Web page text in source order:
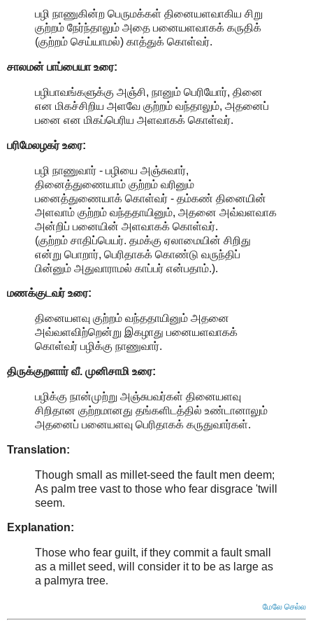
பழி நாணுகின்ற பெருமக்கள் தினையளவாகிய சிறு
குற்றம் நேர்ந்தாலும் அதை பனையளவாகக் கருதிக்
(குற்றம் செய்யாமல்) காத்துக் கொள்வர்.
சாலமன் பாப்பையா உரை:
பழிபாவங்களுக்கு அஞ்சி, நானும் பெரியோர், தினை
என மிகச்சிறிய அளவே குற்றம் வந்தாலும், அதனைப்
பனை என மிகப்பெரிய அளவாகக் கொள்வர்.
பரிமேலழகர் உரை:
பழி நாணுவார் - பழியை அஞ்சுவார்,
தினைத்துணையாம் குற்றம் வரினும்
பனைத்துணையாக் கொள்வர் - தம்கண் தினையின்
அளவாம் குற்றம் வந்ததாயினும், அதனை அவ்வளவாக
அன்றிப் பனையின் அளவாகக் கொள்வர்.
(குற்றம் சாதிப்பெயர். தமக்கு ஏலாமையின் சிறிது
என்று பொறார், பெரிதாகக் கொண்டு வருந்திப்
பின்னும் அதுவாராமல் காப்பர் என்பதாம்.).
மணக்குடவர் உரை:
தினையளவு குற்றம் வந்ததாயினும் அதனை
அவ்வளவிற்றென்று இகழாது பனையளவாகக்
கொள்வர் பழிக்கு நாணுவார்.
திருக்குறளார் வீ. முனிசாமி உரை:
பழிக்கு நான்முற்று அஞ்சுபவர்கள் தினையளவு
சிறிதான குற்றமானது தங்களிடத்தில் உண்டானாலும்
அதனைப் பனையளவு பெரிதாகக் கருதுவார்கள்.
Translation:
Though small as millet-seed the fault men deem;
As palm tree vast to those who fear disgrace 'twill
seem.
Explanation:
Those who fear guilt, if they commit a fault small
as a millet seed, will consider it to be as large as
a palmyra tree.
மேலே செல்ல